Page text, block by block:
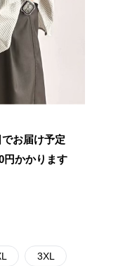
お届け予定
円かかります
3XL